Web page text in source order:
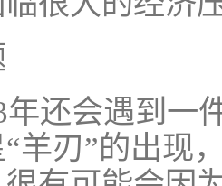
年还会遇到一
羊刃”的出现